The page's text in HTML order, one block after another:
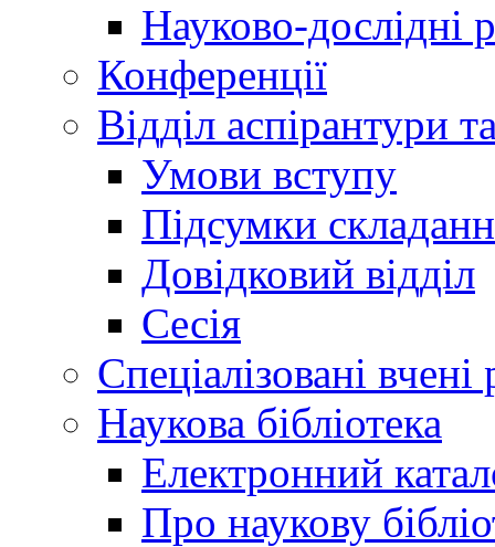
Науково-дослідні
Конференції
Відділ аспірантури
Умови вступу
Підсумки
Довідковий відділ
Сесія
Спеціалізовані вчені
Наукова бібліотека
Електронний
Про наукову